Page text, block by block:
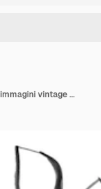
Flower tattoo png set semplice disegno doodle remixato da immagini vintage di pubblico dominio